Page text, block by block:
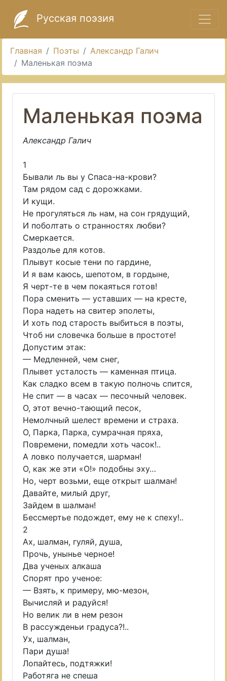
Русская поэзия
Главная Поэты
Александр Галич
Маленькая поэма
Маленькая поэма
Александр Галич
1
Бывали ль вы у Спаса-на-крови?
Там рядом сад с дорожками.
И кущи.
Не прогуляться ль нам, на сон грядущий,
И поболтать о странностях любви?
Смеркается.
Раздолье для котов.
Плывут косые тени по гардине,
И я вам каюсь, шепотом, в гордыне,
Я черт-те в чем покаяться готов!
Пора сменить — уставших — на кресте,
Пора надеть на свитер эполеты,
И хоть под старость выбиться в поэты,
Чтоб ни словечка больше в простоте!
Допустим этак:
— Медленней, чем снег,
Плывет усталость — каменная птица.
Как сладко всем в такую полночь спится,
Не спит — в часах — песочный человек.
О, этот вечно-тающий песок,
Немолчный шелест времени и страха.
О, Парка, Парка, сумрачная пряха,
Повремени, помедли хоть часок!..
А ловко получается, шарман!
О, как же эти «О!» подобны эху…
Но, черт возьми, еще открыт шалман!
Давайте, милый друг,
Зайдем в шалман!
Бессмертье подождет, ему не к спеху!..
2
Ах, шалман, гуляй, душа,
Прочь, унынье черное!
Два ученых алкаша
Спорят про ученое:
— Взять, к примеру, мю-мезон,
Вычисляй и радуйся!
Но велик ли в нем резон
В рассужденьи градуса?!..
Ух, шалман,
Пари душа!
Лопайтесь, подтяжки!
Работяга не спеша